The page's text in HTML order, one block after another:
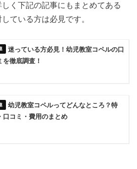
く下記の記事にもまとめてある
ている方は必見です。
迷っている方必見！幼児教室コペルの口
を徹底調査！
幼児教室コペルってどんなところ？特
口コミ・費用のまとめ